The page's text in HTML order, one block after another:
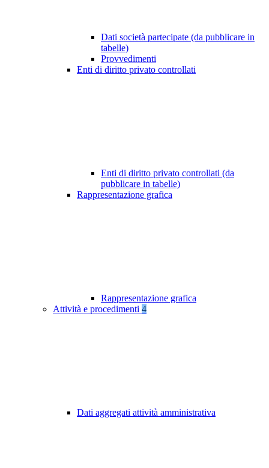
Dati società partecipate (da pubblicare in
tabelle)
Provvedimenti
Enti di diritto privato controllati
Enti di diritto privato controllati (da
pubblicare in tabelle)
Rappresentazione grafica
Rappresentazione grafica
Attività e procedimenti 4
Dati aggregati attività amministrativa